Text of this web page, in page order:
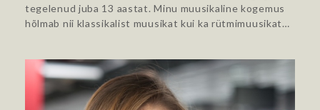
tegelenud juba 13 aastat. Minu muusikaline kogemus
hõlmab nii klassikalist muusikat kui ka rütmimuusikat…